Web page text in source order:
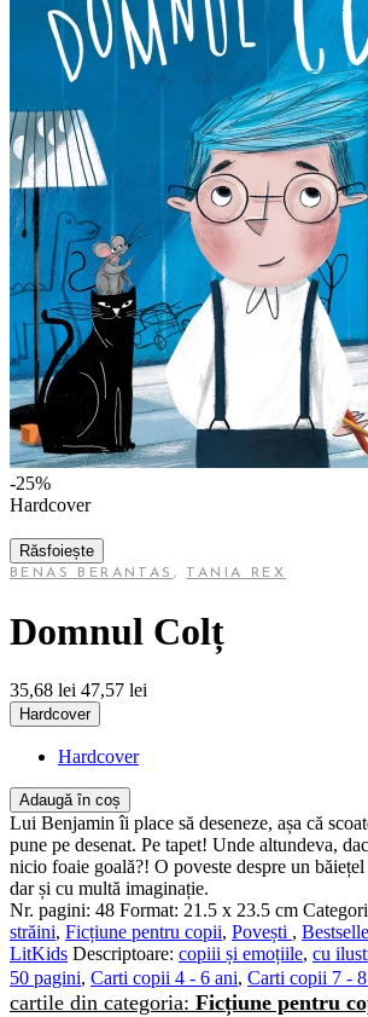
-25%
Hardcover
Răsfoiește
BENAS BERANTAS , TANIA REX
Domnul Colț
35,68 lei 47,57 lei
Hardcover
Hardcover
Adaugă în coș
Lui Benjamin îi place să deseneze, așa că
pune pe desenat. Pe tapet! Unde altundeva,
nicio foaie goală?! O poveste despre un
dar și cu multă imaginație.
Nr. pagini: 48 Format: 21.5 x 23.5 cm
străini, Ficțiune pentru copii, Povești ,
LitKids Descriptoare: copiii și emoțiile, cu
50 pagini, Carti copii 4 - 6 ani, Carti copii 7 -
cartile din categoria: Ficțiune pentru